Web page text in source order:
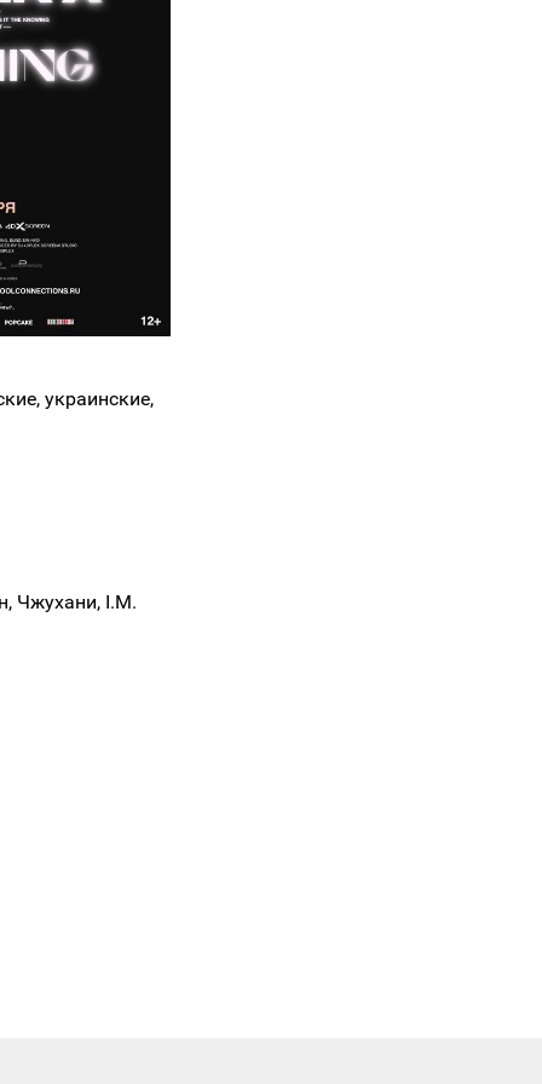
украинские,
Чжухани, I.M.